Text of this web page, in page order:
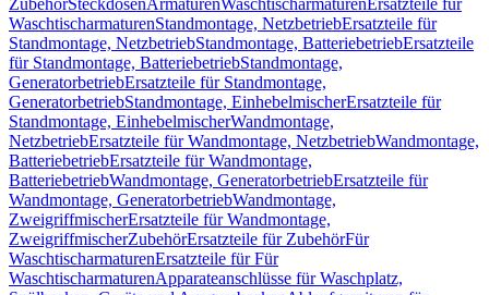
ZubehörSteckdosenArmaturenWaschtischarmaturen Ersatzteile für
WaschtischarmaturenStandmontage, NetzbetriebErsatzteile für
Standmontage, NetzbetriebStandmontage, BatteriebetriebErsatzteile
für Standmontage, BatteriebetriebStandmontage,
GeneratorbetriebErsatzteile für Standmontage,
GeneratorbetriebStandmontage, EinhebelmischerErsatzteile für
Standmontage, EinhebelmischerWandmontage,
NetzbetriebErsatzteile für Wandmontage, NetzbetriebWandmontage,
BatteriebetriebErsatzteile für Wandmontage,
BatteriebetriebWandmontage, GeneratorbetriebErsatzteile für
Wandmontage, GeneratorbetriebWandmontage,
ZweigriffmischerErsatzteile für Wandmontage,
ZweigriffmischerZubehörErsatzteile für ZubehörFür
WaschtischarmaturenErsatzteile für Für
WaschtischarmaturenApparateanschlüsse für Waschplatz,